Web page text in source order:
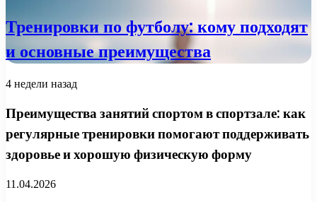
Тренировки по футболу: кому подходят
и основные преимущества
4 недели назад
Преимущества занятий спортом в спортзале: как
регулярные тренировки помогают поддерживать
здоровье и хорошую физическую форму
11.04.2026